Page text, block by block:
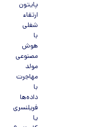
پایتون
ارتقاء
شغلی
با
هوش
مصنوعی
مولد
مهاجرت
با
داده‌ها
فریلنسری
یا